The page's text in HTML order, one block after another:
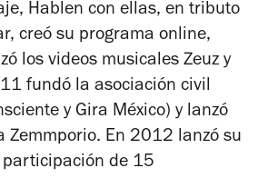
Hablen con ellas, en tributo
creó su programa online,
los videos musicales Zeuz y
fundó la asociación civil
y Gira México) y lanzó
Zemmporio. En 2012 lanzó su
de 15